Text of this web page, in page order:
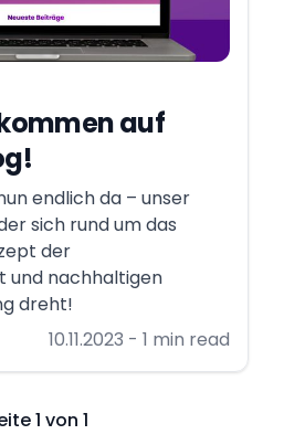
auf
endlich da – unser
sich rund um das
der
und nachhaltigen
dreht!
10.11.2023 - 1 min read
1 von 1